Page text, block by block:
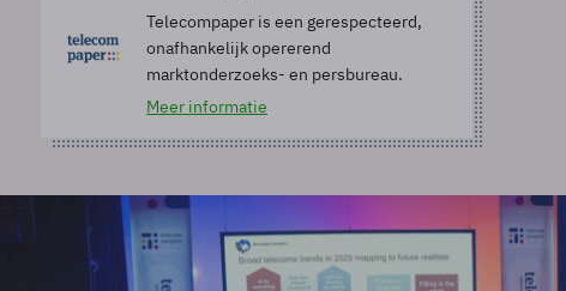
Telecompaper is een gerespecteerd,
onafhankelijk opererend
marktonderzoeks- en persbureau.
Meer informatie